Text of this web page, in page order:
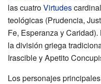
las cuatroVirtudes
teológicas (Prudencia,
Fe, Esperanza y
la división griega
Irascible y Apetito
Los personajes